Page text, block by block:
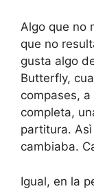
Algo que no
que no
gusta algo
Butterfly,
compases,
completa,
partitura.
cambiaba.
Igual, en la